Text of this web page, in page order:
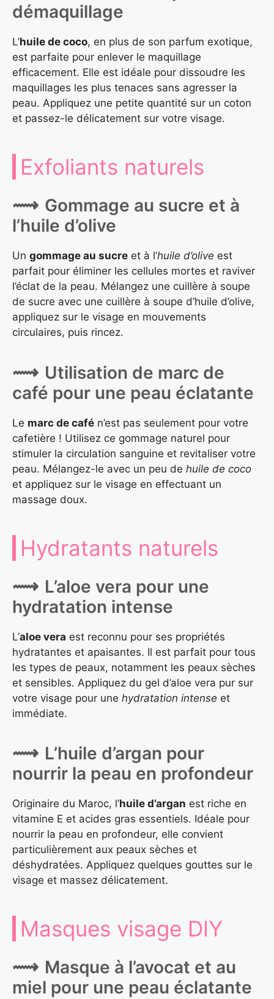
démaquillage
L’huile de coco, en plus de son parfum exotique,
est parfaite pour enlever le maquillage
efficacement. Elle est idéale pour dissoudre les
maquillages les plus tenaces sans agresser la
peau. Appliquez une petite quantité sur un coton
et passez-le délicatement sur votre visage.
Exfoliants naturels
Gommage au sucre et à
l’huile d’olive
Un gommage au sucre et à l’huile d’olive est
parfait pour éliminer les cellules mortes et raviver
l’éclat de la peau. Mélangez une cuillère à soupe
de sucre avec une cuillère à soupe d’huile d’olive,
appliquez sur le visage en mouvements
circulaires, puis rincez.
Utilisation de marc de
café pour une peau éclatante
Le marc de café n’est pas seulement pour votre
cafetière ! Utilisez ce gommage naturel pour
stimuler la circulation sanguine et revitaliser votre
peau. Mélangez-le avec un peu de huile de coco
et appliquez sur le visage en effectuant un
massage doux.
Hydratants naturels
L’aloe vera pour une
hydratation intense
L’aloe vera est reconnu pour ses propriétés
hydratantes et apaisantes. Il est parfait pour tous
les types de peaux, notamment les peaux sèches
et sensibles. Appliquez du gel d’aloe vera pur sur
votre visage pour une hydratation intense et
immédiate.
L’huile d’argan pour
nourrir la peau en profondeur
Originaire du Maroc, l’huile d’argan est riche en
vitamine E et acides gras essentiels. Idéale pour
nourrir la peau en profondeur, elle convient
particulièrement aux peaux sèches et
déshydratées. Appliquez quelques gouttes sur le
visage et massez délicatement.
Masques visage DIY
Masque à l’avocat et au
miel pour une peau éclatante